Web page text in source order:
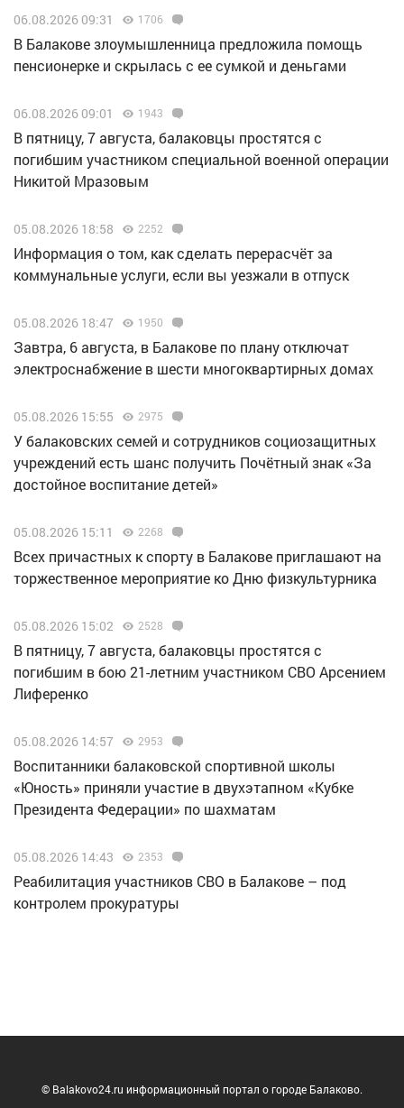
06.08.2026 09:31 1706
В Балакове злоумышленница предложила помощь
пенсионерке и скрылась с ее сумкой и деньгами
06.08.2026 09:01 1943
В пятницу, 7 августа, балаковцы простятся с
погибшим участником специальной военной операции
Никитой Мразовым
05.08.2026 18:58 2252
Информация о том, как сделать перерасчёт за
коммунальные услуги, если вы уезжали в отпуск
05.08.2026 18:47 1950
Завтра, 6 августа, в Балакове по плану отключат
электроснабжение в шести многоквартирных домах
05.08.2026 15:55 2975
У балаковских семей и сотрудников социозащитных
учреждений есть шанс получить Почётный знак «За
достойное воспитание детей»
05.08.2026 15:11 2268
Всех причастных к спорту в Балакове приглашают на
торжественное мероприятие ко Дню физкультурника
05.08.2026 15:02 2528
В пятницу, 7 августа, балаковцы простятся с
погибшим в бою 21-летним участником СВО Арсением
Лиференко
05.08.2026 14:57 2953
Воспитанники балаковской спортивной школы
«Юность» приняли участие в двухэтапном «Кубке
Президента Федерации» по шахматам
05.08.2026 14:43 2353
Реабилитация участников СВО в Балакове – под
контролем прокуратуры
© Balakovo24.ru информационный портал о городе Балаково.